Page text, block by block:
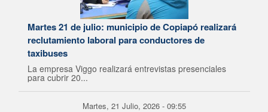
Martes 21 de julio: municipio de Copiapó realizará
reclutamiento laboral para conductores de
taxibuses
La empresa Viggo realizará entrevistas presenciales
para cubrir 20...
Martes, 21 Julio, 2026 - 09:55